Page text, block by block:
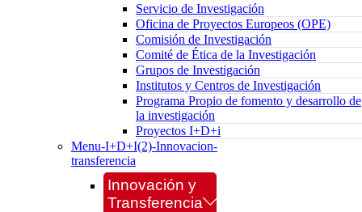
Servicio de Investigación
Oficina de Proyectos Europeos (OPE)
Comisión de Investigación
Comité de Ética de la Investigación
Grupos de Investigación
Institutos y Centros de Investigación
Programa Propio de fomento y desarrollo de
la investigación
Proyectos I+D+i
Menu-I+D+I(2)-Innovacion-
transferencia
Innovación y
Transferencia